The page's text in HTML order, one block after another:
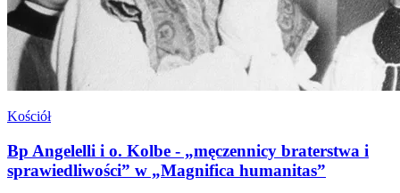
Kościół
Bp Angelelli i o. Kolbe - „męczennicy braterstwa i
sprawiedliwości” w „Magnifica humanitas”